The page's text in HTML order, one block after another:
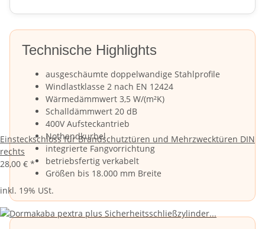
Technische Highlights
ausgeschäumte doppelwandige Stahlprofile
Windlastklasse 2 nach EN 12424
Wärmedämmwert 3,5 W/(m²K)
Schalldämmwert 20 dB
400V Aufsteckantrieb
Nothandkurbel
integrierte Fangvorrichtung
betriebsfertig verkabelt
Größen bis 18.000 mm Breite
Einsteckschloss für Brandschutztüren und Mehrzwecktüren DIN
rechts
28,00 € *
inkl. 19% USt.